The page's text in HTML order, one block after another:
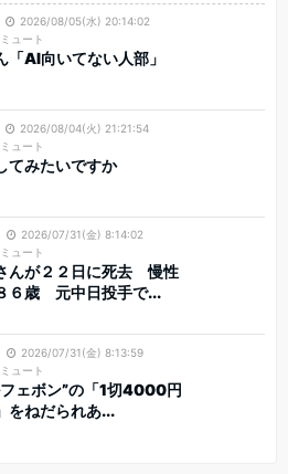
2026/08/05(水) 20:14:02
ュート
「AI向いてない人部」
2026/08/04(火) 21:21:54
ュート
てみたいですか
2026/07/31(金) 8:14:02
ュート
んが２２日に死去 慢性
６歳 元中日投手で...
2026/07/31(金) 8:13:59
ュート
ェボン”の「1切4000円
をねだられあ...